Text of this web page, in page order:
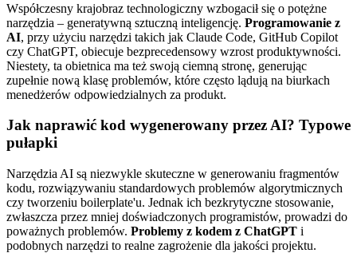
Współczesny krajobraz technologiczny wzbogacił się o potężne
narzędzia – generatywną sztuczną inteligencję. Programowanie z
AI, przy użyciu narzędzi takich jak Claude Code, GitHub Copilot
czy ChatGPT, obiecuje bezprecedensowy wzrost produktywności.
Niestety, ta obietnica ma też swoją ciemną stronę, generując
zupełnie nową klasę problemów, które często lądują na biurkach
menedżerów odpowiedzialnych za produkt.
Jak naprawić kod wygenerowany przez AI? Typowe
pułapki
Narzędzia AI są niezwykle skuteczne w generowaniu fragmentów
kodu, rozwiązywaniu standardowych problemów algorytmicznych
czy tworzeniu boilerplate'u. Jednak ich bezkrytyczne stosowanie,
zwłaszcza przez mniej doświadczonych programistów, prowadzi do
poważnych problemów. Problemy z kodem z ChatGPT i
podobnych narzędzi to realne zagrożenie dla jakości projektu.